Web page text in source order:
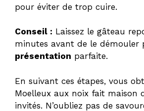
pour éviter de trop cuire.
Conseil : Laissez le gâteau
minutes avant de le démouler
présentation parfaite.
En suivant ces étapes, vous
Moelleux aux noix fait maison
invités. N’oubliez pas de